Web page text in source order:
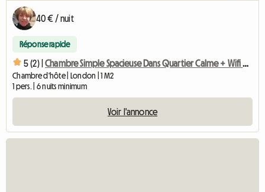
40 € / nuit
Réponse rapide
5 (2) | Chambre Simple Spacieuse Dans Quartier Calme + Wifi Rapide
Chambre d'hôte | London | 1 M2
1 pers. | 6 nuits minimum
Voir l'annonce